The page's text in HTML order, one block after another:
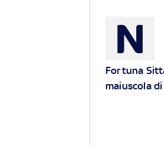
N
Fortuna
maiuscola